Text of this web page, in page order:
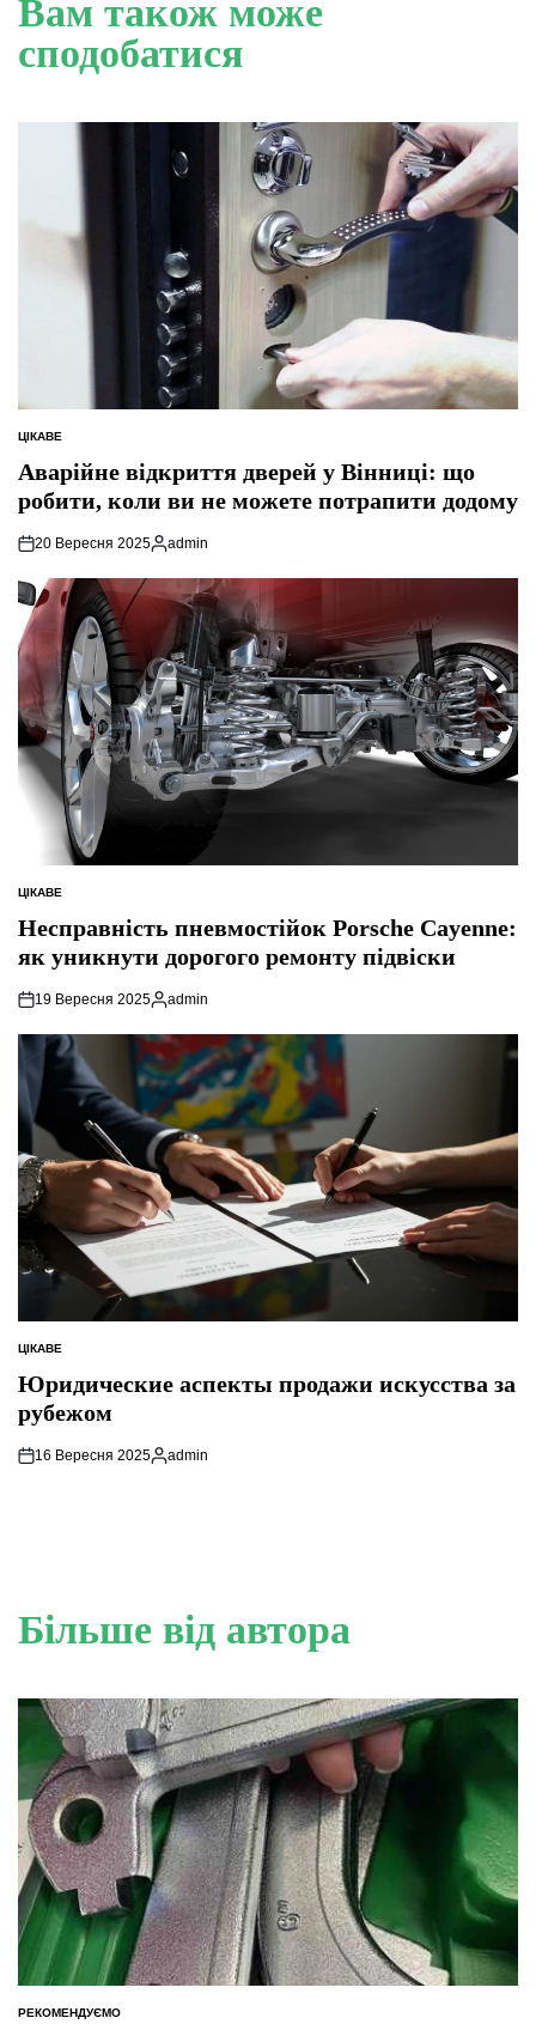
Вам також може
сподобатися
ОПУБЛІКУВАТИ
ЦІКАВЕ
Аварійне відкриття дверей у Вінниці: що
робити, коли ви не можете потрапити додому
20 Вересня 2025
Опубліковано
admin
ОПУБЛІКУВАТИ
У
ЦІКАВЕ
Несправність пневмостійок Porsche Cayenne:
як уникнути дорогого ремонту підвіски
19 Вересня 2025
Опубліковано
admin
ОПУБЛІКУВАТИ
У
ЦІКАВЕ
Юридические аспекты продажи искусства за
рубежом
16 Вересня 2025
Опубліковано
admin
Більше від автора
ОПУБЛІКУВАТИ
РЕКОМЕНДУЄМО